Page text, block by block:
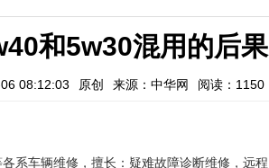
和5w30混用的后果
08:12:03 原创 来源：中华网 阅读：1150